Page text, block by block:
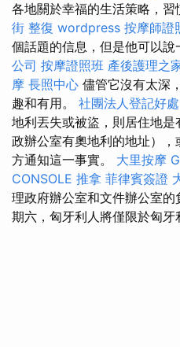
各地關於幸福的生活策略，習
街 整復 wordpress 按摩師證
個話題的信息，但是他可以說
公司 按摩證照班 產後護理之
摩 長照中心 儘管它沒有太深
趣和有用。 社團法人登記好處
地利丟失或被盜，則居住地
政辦公室有奧地利的地址）
方通知這一事實。 大里按摩
CONSOLE 推拿 菲律賓簽證
理政府辦公室和文件辦公室
期六，匈牙利人將僅限於匈牙